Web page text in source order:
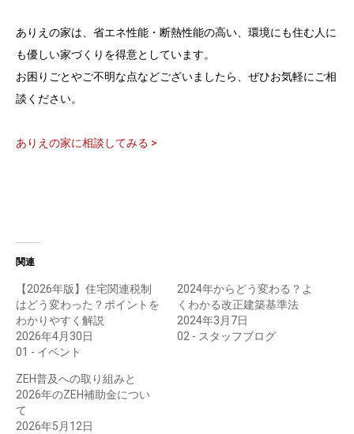
ありえの家は、省エネ性能・断熱性能の高い、環境にも住む人に
も優しい家づくりを得意としています。
お困りごとやご不明な点などございましたら、ぜひお気軽にご相
談ください。
ありえの家に相談してみる >
関連
【2026年版】住宅関連税制
はどう変わった？ポイントを
わかりやすく解説
2026年4月30日
01 - イベント
2024年からどう変わる？よ
くわかる改正建築基準法
2024年3月7日
02 - スタッフブログ
ZEH普及への取り組みと
2026年のZEH補助金につい
て
2026年5月12日